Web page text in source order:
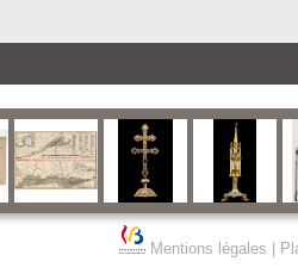
Mentions légales